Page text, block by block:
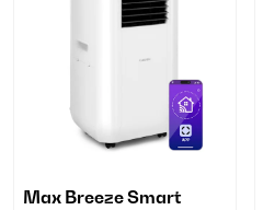
Max Breeze Smart